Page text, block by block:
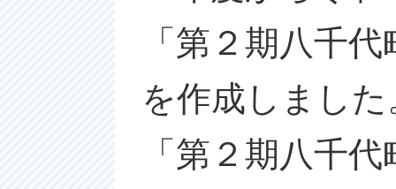
「第２期八千
を作成しました
「第２期八千